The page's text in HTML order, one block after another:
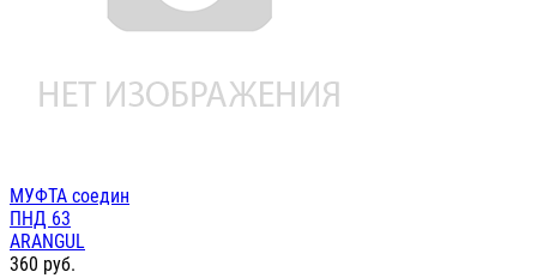
МУФТА соедин
ПНД 63
ARANGUL
360 руб.